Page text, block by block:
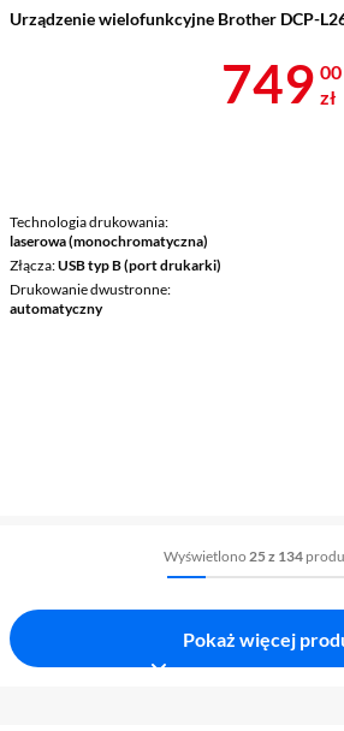
Urządzenie wielofunkcyjne Brother DCP-
Technologia drukowania
laserowa (monochromatyczna)
Złącza USB typ B (port drukarki)
Drukowanie dwustronne
automatyczny
Cena
749 00
zł
Wyświetlono 25 z 134
Pokaż więcej